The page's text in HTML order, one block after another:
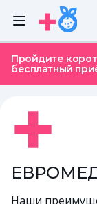
Пройдите
бесплатный
Наши